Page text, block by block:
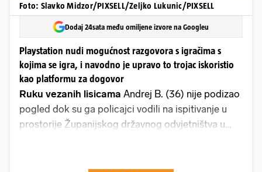
Foto: Slavko Midzor/PIXSELL/Zeljko Lukunic/PIXSELL
Dodaj 24sata među omiljene izvore na Googleu
Playstation nudi mogućnost razgovora s igračima s
kojima se igra, i navodno je upravo to trojac iskoristio
kao platformu za dogovor
Ruku vezanih lisicama Andrej B. (36) nije podizao
pogled dok su ga policajci vodili na ispitivanje u
prostorije Županijskog državnog odvjetništva u